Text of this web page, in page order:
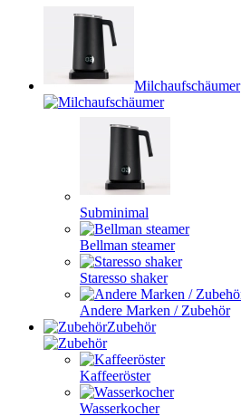
Milchaufschäumer
Subminimal
Bellman steamer
Staresso shaker
Andere Marken / Zubehör
Zubehör
Kaffeeröster
Wasserkocher